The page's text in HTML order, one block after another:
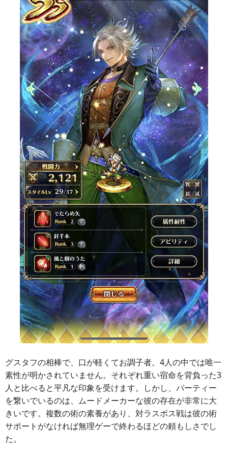
グスタフの相棒で、口が軽くてお調子者。4人の中では唯一
素性が明かされていません。それぞれ重い宿命を背負った3
人と比べると平凡な印象を受けます。しかし、パーティー
を繋いでいるのは、ムードメーカーな彼の存在が非常に大
きいです。複数の術の素養があり、対ラスボス戦は彼の術
サポートがなければ無理ゲーで終わるほどの頼もしさでし
た。